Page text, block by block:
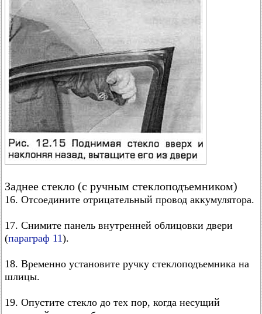
Заднее стекло (с ручным стеклоподъемником)
16. Отсоедините отрицательный провод аккумулятора.
17. Снимите панель внутренней облицовки двери
(параграф 11).
18. Временно установите ручку стеклоподъемника на
шлицы.
19. Опустите стекло до тех пор, когда несущий